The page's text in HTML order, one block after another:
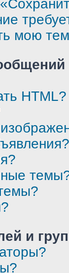
мою
HTML?
и